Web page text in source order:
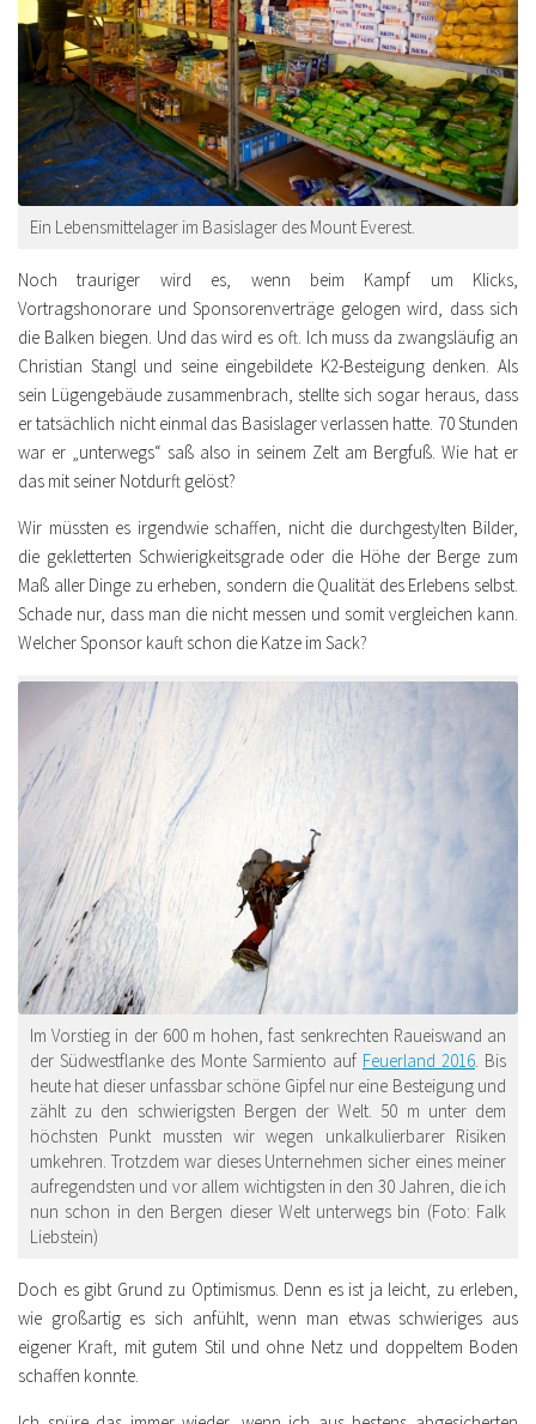
Ein Lebensmittelager im Basislager des Mount Everest.
Noch trauriger wird es, wenn beim Kampf um Klicks,
Vortragshonorare und Sponsorenverträge gelogen wird, dass sich
die Balken biegen. Und das wird es oft. Ich muss da zwangsläufig an
Christian Stangl und seine eingebildete K2-Besteigung denken. Als
sein Lügengebäude zusammenbrach, stellte sich sogar heraus, dass
er tatsächlich nicht einmal das Basislager verlassen hatte. 70 Stunden
war er „unterwegs“ saß also in seinem Zelt am Bergfuß. Wie hat er
das mit seiner Notdurft gelöst?
Wir müssten es irgendwie schaffen, nicht die durchgestylten Bilder,
die gekletterten Schwierigkeitsgrade oder die Höhe der Berge zum
Maß aller Dinge zu erheben, sondern die Qualität des Erlebens selbst.
Schade nur, dass man die nicht messen und somit vergleichen kann.
Welcher Sponsor kauft schon die Katze im Sack?
Im Vorstieg in der 600 m hohen, fast senkrechten Raueiswand an
der Südwestflanke des Monte Sarmiento auf Feuerland 2016. Bis
heute hat dieser unfassbar schöne Gipfel nur eine Besteigung und
zählt zu den schwierigsten Bergen der Welt. 50 m unter dem
höchsten Punkt mussten wir wegen unkalkulierbarer Risiken
umkehren. Trotzdem war dieses Unternehmen sicher eines meiner
aufregendsten und vor allem wichtigsten in den 30 Jahren, die ich
nun schon in den Bergen dieser Welt unterwegs bin (Foto: Falk
Liebstein)
Doch es gibt Grund zu Optimismus. Denn es ist ja leicht, zu erleben,
wie großartig es sich anfühlt, wenn man etwas schwieriges aus
eigener Kraft, mit gutem Stil und ohne Netz und doppeltem Boden
schaffen konnte.